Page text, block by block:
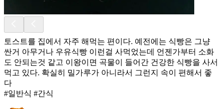
토스트를 집에서 자주 해먹는 편이다. 예전에는 식빵은 그냥
싼거 아무거나 우유식빵 이런걸 사먹었는데 언젠가부터 소화
도 안되는것 같고 이왕이면 곡물이 들어간 건강한 식빵을 사서
먹고 있다. 확실히 밀가루가 아니라서 그런지 속이 편해서 좋
다
#일반식 #간식